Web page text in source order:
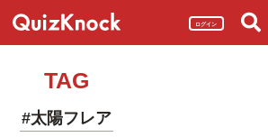
ログイン
TAG
#太陽フレア